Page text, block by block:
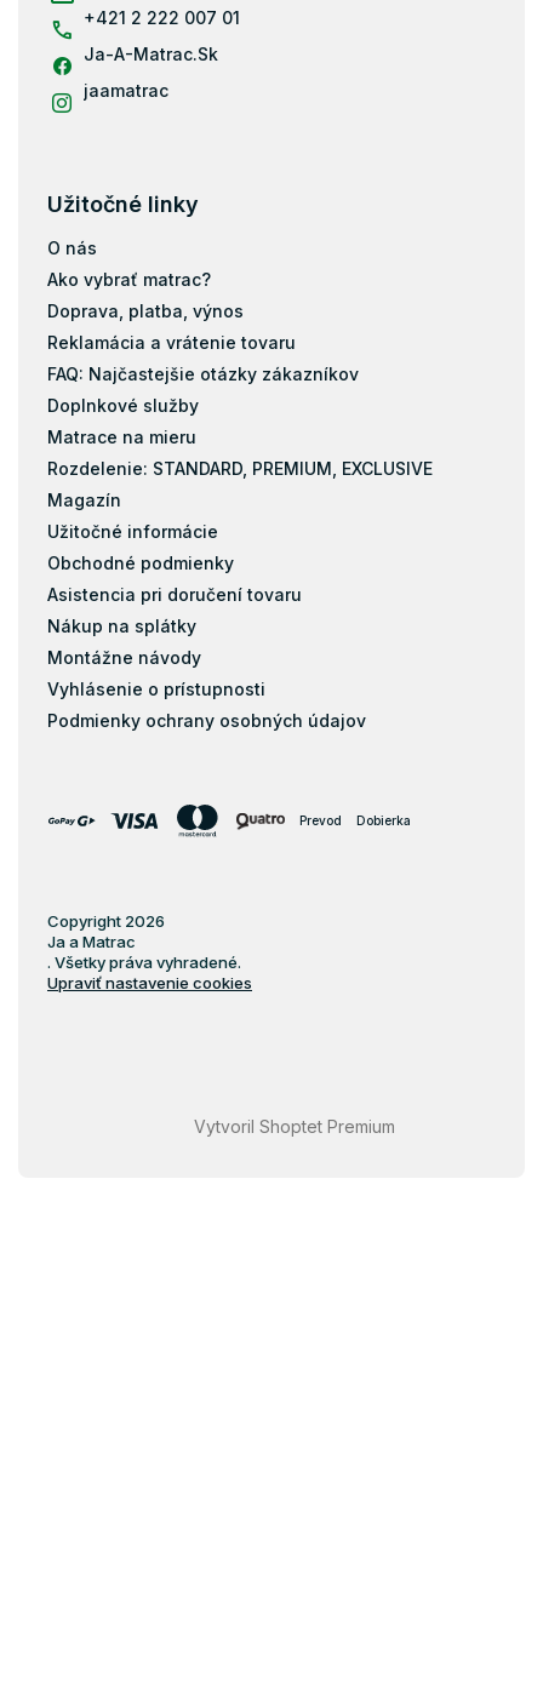
+421 2 222 007 01
Ja-A-Matrac.Sk
jaamatrac
Užitočné linky
O nás
Ako vybrať matrac?
Doprava, platba, výnos
Reklamácia a vrátenie tovaru
FAQ: Najčastejšie otázky zákazníkov
Doplnkové služby
Matrace na mieru
Rozdelenie: STANDARD, PREMIUM, EXCLUSIVE
Magazín
Užitočné informácie
Obchodné podmienky
Asistencia pri doručení tovaru
Nákup na splátky
Montážne návody
Vyhlásenie o prístupnosti
Podmienky ochrany osobných údajov
Prevod Dobierka
Vytvoril Shoptet Premium
Copyright 2026
Ja a Matrac
. Všetky práva vyhradené.
Upraviť nastavenie cookies